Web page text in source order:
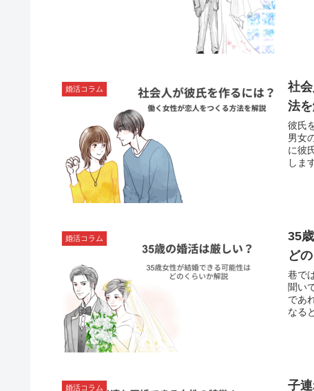
婚活コラム
社
法
彼氏
男女
に彼
しま
婚活コラム
35
ど
巷で
聞い
であ
なる
婚活コラム
子